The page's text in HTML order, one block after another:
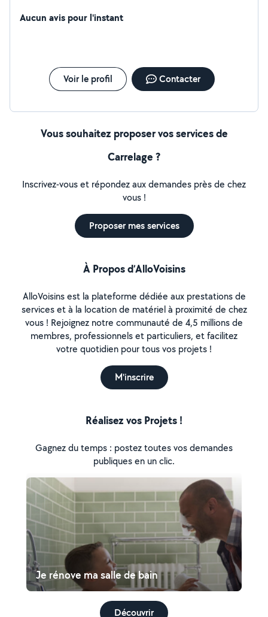
Aucun avis pour l'instant
Voir le profil Contacter
Vous souhaitez proposer vos services de
Carrelage ?
Inscrivez-vous et répondez aux demandes près de chez
vous !
Proposer mes services
À Propos d’AlloVoisins
AlloVoisins est la plateforme dédiée aux prestations de
services et à la location de matériel à proximité de chez
vous ! Rejoignez notre communauté de 4,5 millions de
membres, professionnels et particuliers, et facilitez
votre quotidien pour tous vos projets !
M'inscrire
Réalisez vos Projets !
Gagnez du temps : postez toutes vos demandes
publiques en un clic.
Je rénove ma salle de bain
Découvrir